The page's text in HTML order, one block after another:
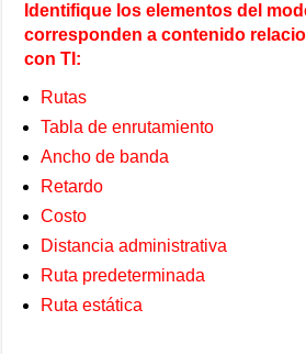
Identifique los elementos del
corresponden a contenido
con TI:
Rutas
Tabla de enrutamiento
Ancho de banda
Retardo
Costo
Distancia administrativa
Ruta predeterminada
Ruta estática